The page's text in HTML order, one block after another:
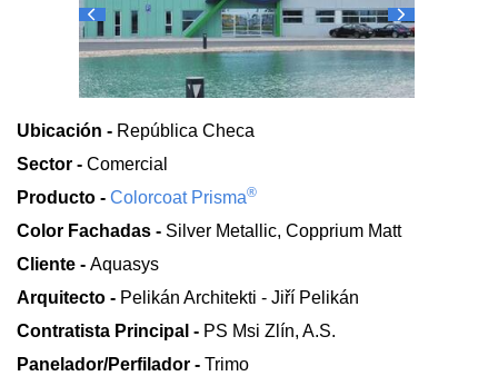
Ubicación - República Checa
Sector - Comercial
Producto - Colorcoat Prisma®
Color Fachadas - Silver Metallic, Copprium Matt
Cliente - Aquasys
Arquitecto - Pelikán Architekti - Jiří Pelikán
Contratista Principal - PS Msi Zlín, A.S.
Panelador/Perfilador - Trimo